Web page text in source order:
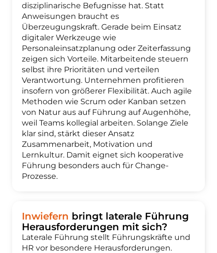
disziplinarische Befugnisse hat. Statt
Anweisungen braucht es
Überzeugungskraft. Gerade beim Einsatz
digitaler Werkzeuge wie
Personaleinsatzplanung oder Zeiterfassung
zeigen sich Vorteile. Mitarbeitende steuern
selbst ihre Prioritäten und verteilen
Verantwortung. Unternehmen profitieren
insofern von größerer Flexibilität. Auch agile
Methoden wie Scrum oder Kanban setzen
von Natur aus auf Führung auf Augenhöhe,
weil Teams kollegial arbeiten. Solange Ziele
klar sind, stärkt dieser Ansatz
Zusammenarbeit, Motivation und
Lernkultur. Damit eignet sich kooperative
Führung besonders auch für Change-
Prozesse.
Inwiefern bringt laterale Führung
Herausforderungen mit sich?
Laterale Führung stellt Führungskräfte und
HR vor besondere Herausforderungen.